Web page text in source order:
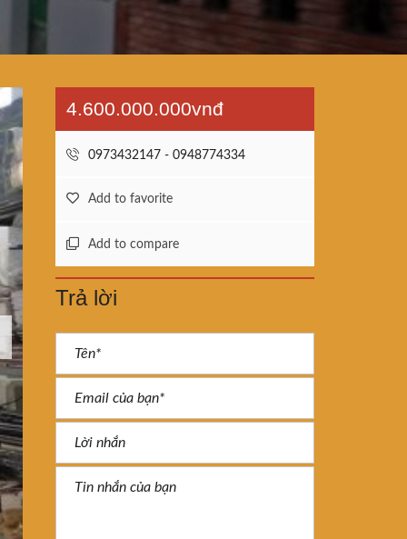
4.600.000.000vnđ
0973432147 - 0948774334
Add to favorite
Add to compare
Trả lời